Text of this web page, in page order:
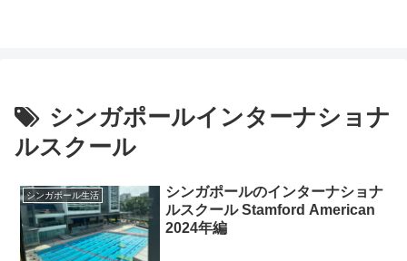
シンガポールインターナショナ
ルスクール
シンガポール生活
シンガポールのインターナショナ
ルスクール Stamford American
2024年編